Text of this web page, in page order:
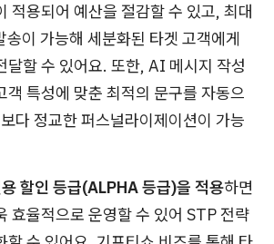
적용되어 예산을 절감할 수 있고, 최대
이 가능해 세분화된 타겟 고객에게
달할 수 있어요. 또한, AI 메시지 작성
객 특성에 맞춘 최적의 문구를 자동으
다 정교한 퍼스널라이제이션이 가능
할인 등급(ALPHA 등급)을 적용하면
효율적으로 운영할 수 있어 STP 전략